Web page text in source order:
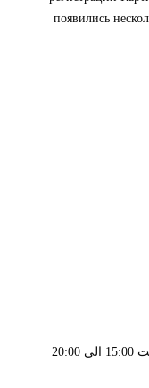
появились